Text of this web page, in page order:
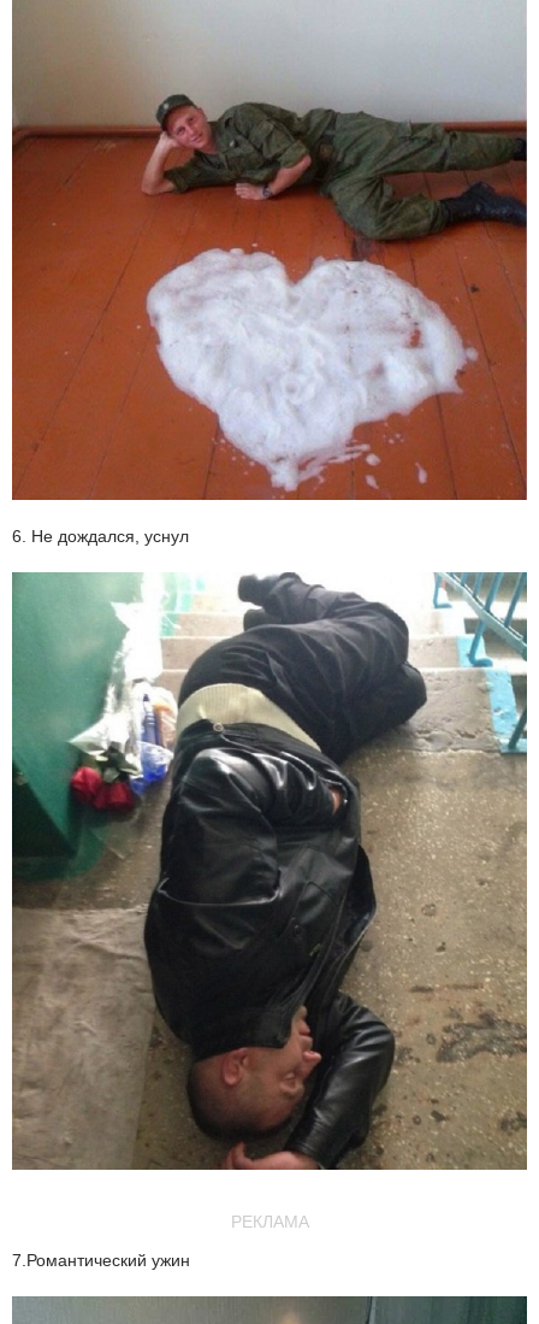
6. Не дождался, уснул
РЕКЛАМА
7.Романтический ужин